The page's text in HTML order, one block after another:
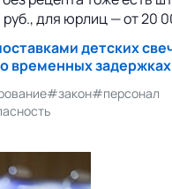
для юрлиц — от 20
детских
временных задержках
#закон#персонал